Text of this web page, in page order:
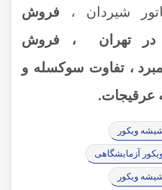
شیردان ، فروش
در تهران ، فروش
، تفاوت سوکسله و
عرقیجات.
ویکور
آزمایشگاهی
ویکور